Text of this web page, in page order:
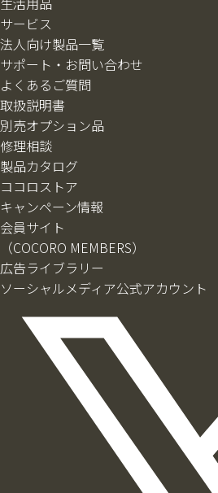
サービス
法人向け製品一覧
サポート・お問い合わせ
よくあるご質問
取扱説明書
別売オプション品
修理相談
製品カタログ
ココロストア
キャンペーン情報
会員サイト
（COCORO MEMBERS）
広告ライブラリー
ソーシャルメディア公式アカウント